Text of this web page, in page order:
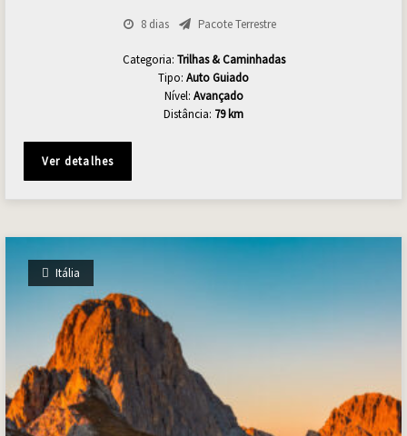
8 dias Pacote Terrestre
Categoria: Trilhas & Caminhadas
Tipo: Auto Guiado
Nível: Avançado
Distância: 79 km
Ver detalhes
Itália